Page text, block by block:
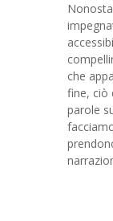
che
fine, ciò
parole